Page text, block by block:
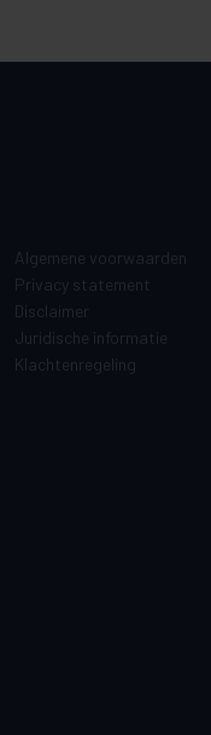
Algemene voorwaarden
Privacy statement
Disclaimer
Juridische informatie
Klachtenregeling